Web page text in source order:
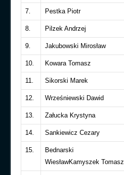
7. Pestka Piotr
8. Pilzek Andrzej
9. Jakubowski Mirosław
10. Kowara Tomasz
11. Sikorski Marek
12. Wrześniewski Dawid
13. Załucka Krystyna
14. Sankiewicz Cezary
15.
Bednarski
WiesławKamyszek Tomasz